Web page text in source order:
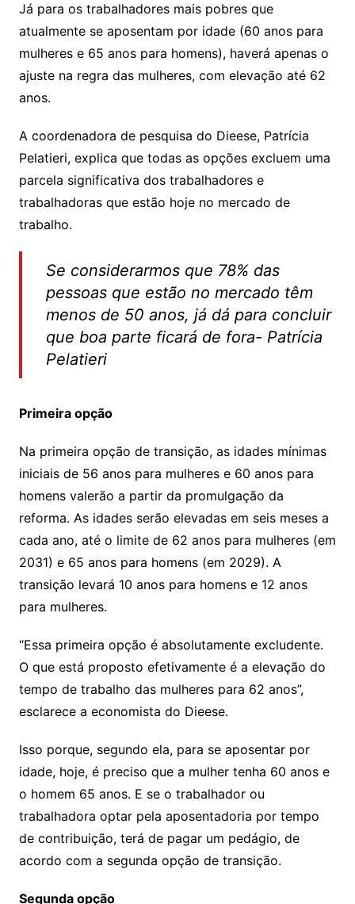
Já para os trabalhadores mais pobres que
atualmente se aposentam por idade (60 anos para
mulheres e 65 anos para homens), haverá apenas o
ajuste na regra das mulheres, com elevação até 62
anos.
A coordenadora de pesquisa do Dieese, Patrícia
Pelatieri, explica que todas as opções excluem uma
parcela significativa dos trabalhadores e
trabalhadoras que estão hoje no mercado de
trabalho.
Se considerarmos que 78% das
pessoas que estão no mercado têm
menos de 50 anos, já dá para concluir
que boa parte ficará de fora- Patrícia
Pelatieri
Primeira opção
Na primeira opção de transição, as idades mínimas
iniciais de 56 anos para mulheres e 60 anos para
homens valerão a partir da promulgação da
reforma. As idades serão elevadas em seis meses a
cada ano, até o limite de 62 anos para mulheres (em
2031) e 65 anos para homens (em 2029). A
transição levará 10 anos para homens e 12 anos
para mulheres.
“Essa primeira opção é absolutamente excludente.
O que está proposto efetivamente é a elevação do
tempo de trabalho das mulheres para 62 anos”,
esclarece a economista do Dieese.
Isso porque, segundo ela, para se aposentar por
idade, hoje, é preciso que a mulher tenha 60 anos e
o homem 65 anos. E se o trabalhador ou
trabalhadora optar pela aposentadoria por tempo
de contribuição, terá de pagar um pedágio, de
acordo com a segunda opção de transição.
Segunda opção